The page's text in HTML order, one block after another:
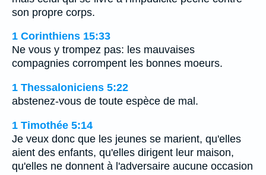
son propre corps.
1 Corinthiens 15:33
Ne vous y trompez pas: les mauvaises
compagnies corrompent les bonnes moeurs.
1 Thessaloniciens 5:22
abstenez-vous de toute espèce de mal.
1 Timothée 5:14
Je veux donc que les jeunes se marient, qu'elles
aient des enfants, qu'elles dirigent leur maison,
qu'elles ne donnent à l'adversaire aucune occasion